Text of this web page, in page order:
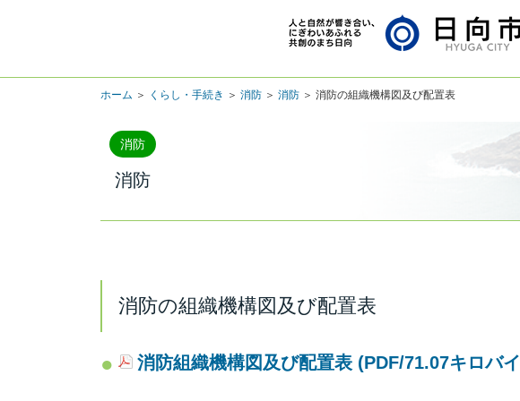
ホーム ＞ くらし・手続き ＞ 消防 ＞ 消防 ＞ 消防の組織機構図及び配置表
消防
消防
消防の組織機構図及び配置表
消防組織機構図及び配置表 (PDF/71.07キロバ